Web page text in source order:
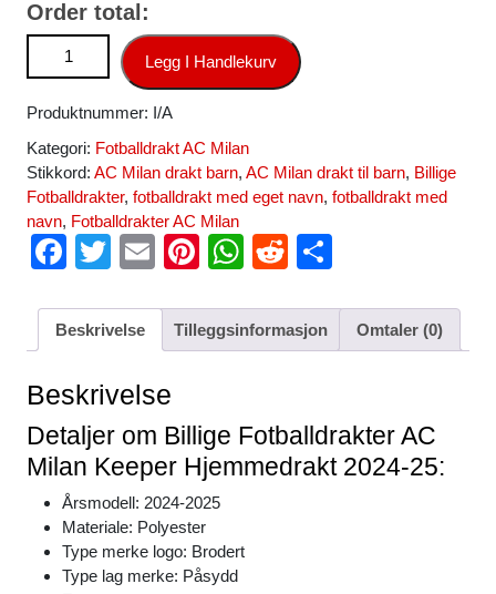
Order total:
AC Milan Keeper Hjemmedrakt 2024-25 Kortermet antall
Legg I Handlekurv
Produktnummer: I/A
Kategori: Fotballdrakt AC Milan
Stikkord: AC Milan drakt barn, AC Milan drakt til barn, Billige
Fotballdrakter, fotballdrakt med eget navn, fotballdrakt med
navn, Fotballdrakter AC Milan
F
c
b
o
o
k
T
tt
E
ail
Pi
er
e
W
at
s
p
p
R
d
di
ar
e
Beskrivelse Tilleggsinformasjon Omtaler (0)
Beskrivelse
Detaljer om Billige Fotballdrakter AC
Milan Keeper Hjemmedrakt 2024-25:
Årsmodell: 2024-2025
Materiale: Polyester
Type merke logo: Brodert
Type lag merke: Påsydd